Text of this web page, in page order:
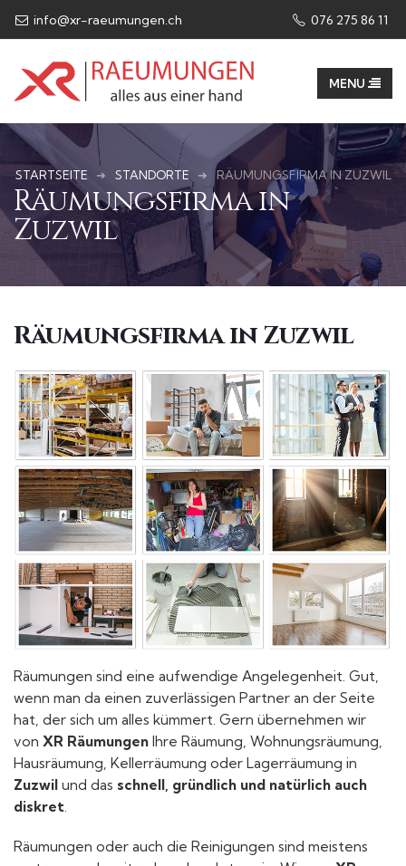
info@xr-raeumungen.ch 076 275 86 11​
STARTSEITE STANDORTE RÄUMUNGSFIRMA IN ZUZWIL
Räumungsfirma in
Zuzwil
Räumungsfirma in Zuzwil
Räumungen sind eine aufwendige Angelegenheit. Gut,
wenn man da einen zuverlässigen Partner an der Seite
hat, der sich um alles kümmert. Gern übernehmen wir
von XR Räumungen Ihre Räumung, Wohnungsräumung,
Hausräumung, Kellerräumung oder Lagerräumung in
Zuzwil und das schnell, gründlich und natürlich auch
diskret
Räumungen oder auch die Reinigungen sind meistens